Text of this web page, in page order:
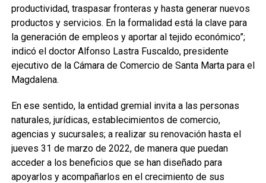
productividad, traspasar fronteras y hasta generar nuevos
productos y servicios. En la formalidad está la clave para
la generación de empleos y aportar al tejido económico”;
indicó el doctor Alfonso Lastra Fuscaldo, presidente
ejecutivo de la Cámara de Comercio de Santa Marta para el
Magdalena.
En ese sentido, la entidad gremial invita a las personas
naturales, jurídicas, establecimientos de comercio,
agencias y sucursales; a realizar su renovación hasta el
jueves 31 de marzo de 2022, de manera que puedan
acceder a los beneficios que se han diseñado para
apoyarlos y acompañarlos en el crecimiento de sus